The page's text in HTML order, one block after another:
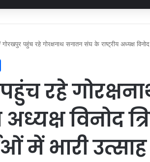
गोरखपुर पहुंच रहे गोरक्षनाथ सनातन संघ के राष्ट्रीय अध्यक्ष विनोद
रहे
अध्यक्ष विनोद
में भारी उत्साह